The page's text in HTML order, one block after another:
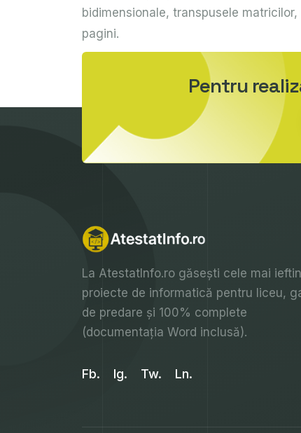
bidimensionale, transpusele
pagini.
Pentru
La AtestatInfo.ro găsești cele mai
proiecte de informatică pentru liceu,
de predare și 100% complete
(documentația Word inclusă).
Fb. Ig. Tw. Ln.